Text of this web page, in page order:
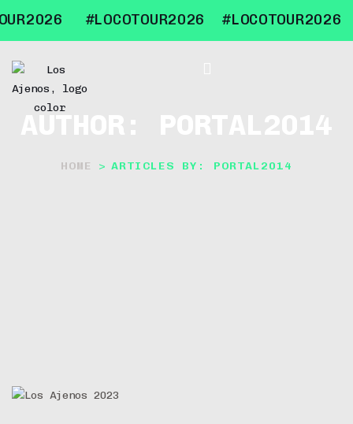
#LOCOTOUR2026 #LOCOTOUR2026
HOME > ARTICLES BY: PORTAL2014